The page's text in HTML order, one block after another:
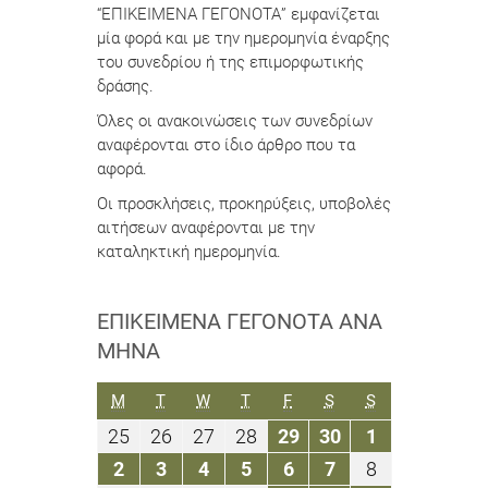
“ΕΠΙΚΕΙΜΕΝΑ ΓΕΓΟΝΟΤΑ” εμφανίζεται
μία φορά και με την ημερομηνία έναρξης
του συνεδρίου ή της επιμορφωτικής
δράσης.
Όλες οι ανακοινώσεις των συνεδρίων
αναφέρονται στο ίδιο άρθρο που τα
αφορά.
Οι προσκλήσεις, προκηρύξεις, υποβολές
αιτήσεων αναφέρονται με την
καταληκτική ημερομηνία.
ΕΠΙΚΕΊΜΕΝΑ ΓΕΓΟΝΌΤΑ ΑΝΆ
ΜΉΝΑ
M ΔΕΥΤΈΡΑ
TΤΡΊΤΗ
WΤΕΤΆΡΤΗ
TΠΈΜΠΤΗ
FΠΑΡΑΣΚΕΥΉ
SΣΆΒΒΑΤΟ
SΚΥΡΙΑΚΉ
2525
Νοεμβρίου
2019
26
Νοεμβρίου
2019
27
Νοεμβρίου
2019
28
Νοεμβρίου
2019
2929
Νοεμβρίου
2019
3030
Νοεμβρίου
2019
1
Δεκεμβρίου
2019
22
33
44
55
66
77
88